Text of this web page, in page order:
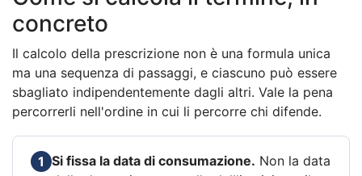
concreto
Il calcolo della prescrizione non è una formula unica
ma una sequenza di passaggi, e ciascuno può essere
sbagliato indipendentemente dagli altri. Vale la pena
percorrerli nell'ordine in cui li percorre chi difende.
1 Si fissa la data di consumazione. Non la data